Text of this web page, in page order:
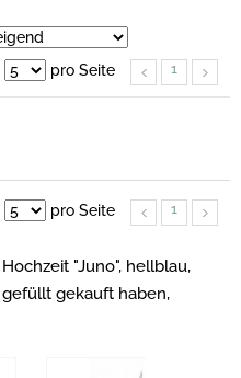
pro Seite 1
pro Seite 1
"Juno", hellblau,
gekauft haben,